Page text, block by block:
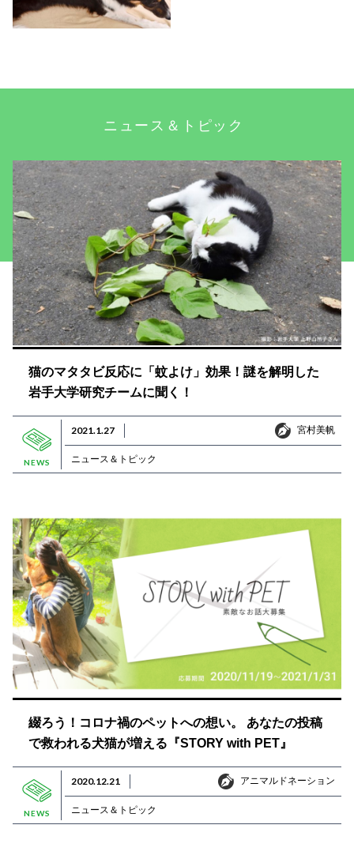
ニュース＆トピック
猫のマタタビ反応に「蚊よけ」効果！謎を解明した
岩手大学研究チームに聞く！
NEWS
2021.1.27 宮村美帆
宮村美帆
ニュース＆トピック
綴ろう！コロナ禍のペットへの想い。 あなたの投稿
で救われる犬猫が増える『STORY with PET』
NEWS
2020.12.21 アニマルドネーション
アニマルドネーション
ニュース＆トピック